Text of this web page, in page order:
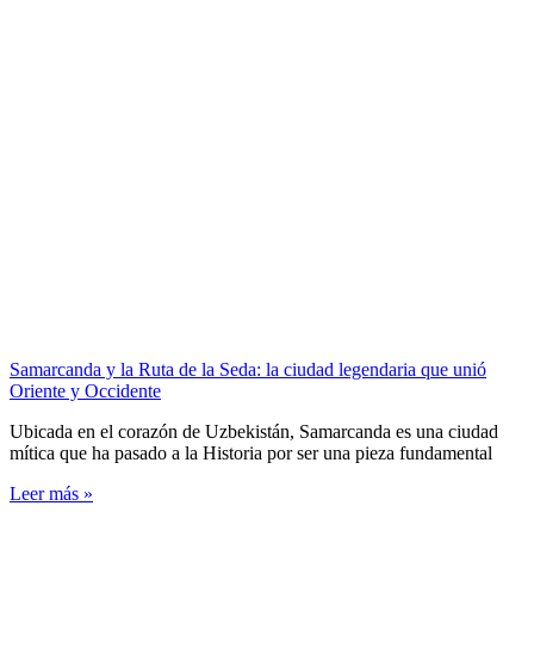
Samarcanda y la Ruta de la Seda: la ciudad legendaria que unió
Oriente y Occidente
Ubicada en el corazón de Uzbekistán, Samarcanda es una ciudad
mítica que ha pasado a la Historia por ser una pieza fundamental
Leer más »